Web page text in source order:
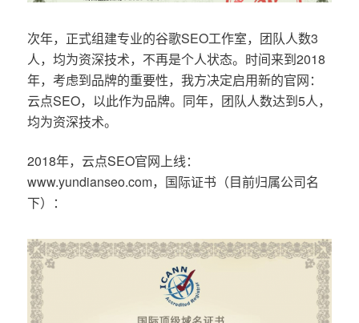
次年，正式组建专业的谷歌SEO工作室，团队人数3
人，均为资深技术，不再是个人状态。时间来到2018
年，考虑到品牌的重要性，我方决定启用新的官网：
云点SEO，以此作为品牌。同年，团队人数达到5人，
均为资深技术。
2018年，云点SEO官网上线：
www.yundianseo.com，国际证书（目前归属公司名
下）：